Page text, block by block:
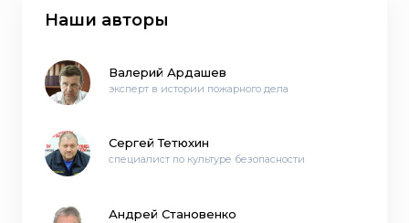
Наши авторы
Валерий Ардашев
эксперт в истории пожарного дела
Сергей Тетюхин
специалист по культуре безопасности
Андрей Становенко